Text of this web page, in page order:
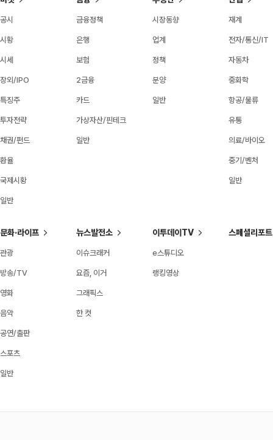
공시
시황
시세
장외/IPO
특징주
투자전략
채권/펀드
환율
국제시황
일반
금융정책
은행
보험
2금융
카드
가상자산/핀테크
일반
시장동향
업계
정책
분양
일반
재계
전자/통신/IT
자동차
중화학
항공/물류
유통
의료/바이오
중기/벤처
일반
문화·라이프
관광
방송/TV
영화
음악
공연/출판
스포츠
일반
뉴스발전소
이슈크래커
요즘, 이거
그래픽스
한 컷
이투데이TV
e스튜디오
랭킹영상
스페셜리포트